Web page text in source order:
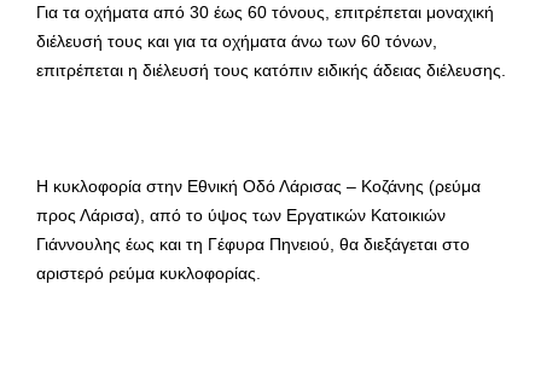
Για τα οχήματα από 30 έως 60 τόνους, επιτρέπεται μοναχική
διέλευσή τους και για τα οχήματα άνω των 60 τόνων,
επιτρέπεται η διέλευσή τους κατόπιν ειδικής άδειας διέλευσης.
Η κυκλοφορία στην Εθνική Οδό Λάρισας – Κοζάνης (ρεύμα
προς Λάρισα), από το ύψος των Εργατικών Κατοικιών
Γιάννουλης έως και τη Γέφυρα Πηνειού, θα διεξάγεται στο
αριστερό ρεύμα κυκλοφορίας.